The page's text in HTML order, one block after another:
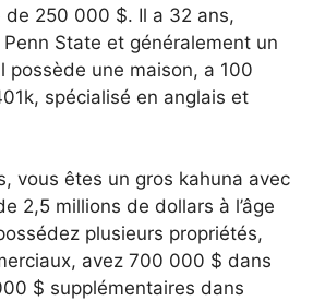
250 000 $. Il a 32 ans,
State et généralement un
possède une maison, a 100
spécialisé en anglais et
vous êtes un gros kahuna avec
2,5 millions de dollars à l’âge
plusieurs propriétés,
avez 700 000 $ dans
$ supplémentaires dans